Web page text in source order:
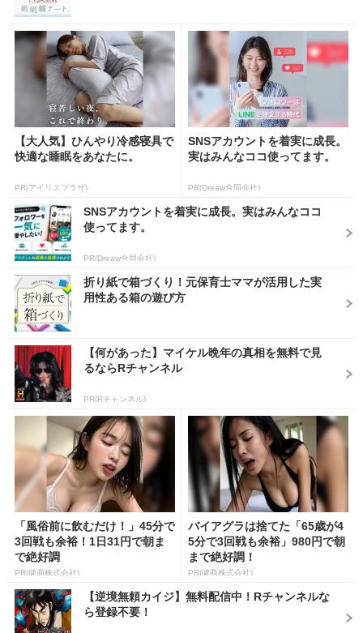
【大人気】ひんやり冷感寝具で
快適な睡眠をあなたに。
PR(アイリスプラザ)
SNSアカウントを着実に成長。
実はみんなココ使ってます。
PR(Dreaw合同会社)
SNSアカウントを着実に成長。実はみんなココ
使ってます。
PR(Dreaw合同会社)
折り紙で箱づくり！元保育士ママが活用した実
用性ある箱の遊び方
【何があった】マイケル晩年の真相を無料で見
るならRチャンネル
PR(Rチャンネル)
「風俗前に飲むだけ！」45分で
3回戦も余裕！1日31円で朝ま
で絶好調
PR(健商株式会社)
バイアグラは捨てた「65歳が4
5分で3回戦も余裕」980円で朝
まで絶好調！
PR(健商株式会社)
【逆境無頼カイジ】無料配信中！Rチャンネルな
ら登録不要！